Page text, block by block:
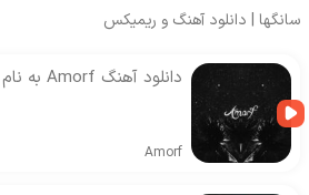
سانگها | دانلود آهنگ و ریمیکس
دانلود آهنگ Amorf به نام Malak
Amorf